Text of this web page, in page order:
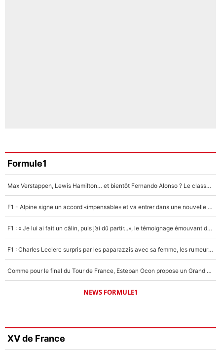
Formule1
Max Verstappen, Lewis Hamilton… et bientôt Fernando Alonso ? Le classement des pilotes les mieux payés en Formule 1 risque de changer !
F1 - Alpine signe un accord «impensable» et va entrer dans une nouvelle dimension : Grande nouvelle pour Pierre Gasly !
F1 : « Je lui ai fait un câlin, puis j’ai dû partir...», le témoignage émouvant de Max Verstappen sur sa fille
F1 : Charles Leclerc surpris par les paparazzis avec sa femme, les rumeurs étaient vraies !
Comme pour le final du Tour de France, Esteban Ocon propose un Grand Prix de Formule 1 à Paris : «Autour de l’Arc de Triomphe, ce serait génial» !
NEWS FORMULE1
XV de France